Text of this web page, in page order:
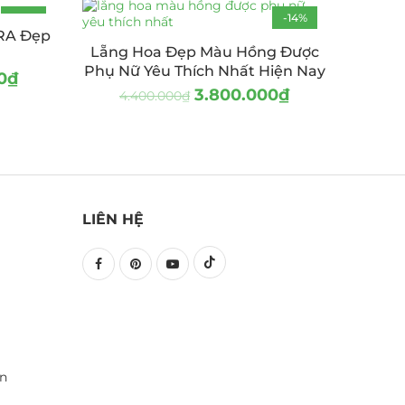
-25%
Đẹp
₫
-14%
Lẵng Hoa Đẹp Màu Hồng Được
Phụ Nữ Yêu Thích Nhất Hiện Nay
4.400.000₫ 3.800.000₫
LIÊN HỆ